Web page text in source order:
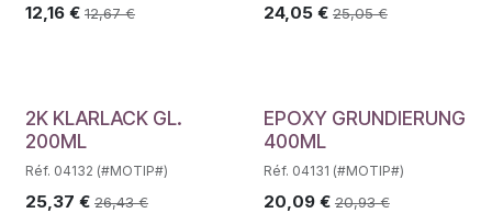
12,16 € 12,67€ 24,05€ 25,05€
2K KLARLACK GL.
200ML
Réf. 04132 (#MOTIP#)
25,37 € 26,43€
EPOXY GRUNDIERUNG
400ML
Réf. 04131 (#MOTIP#)
20,09€ 20,93€